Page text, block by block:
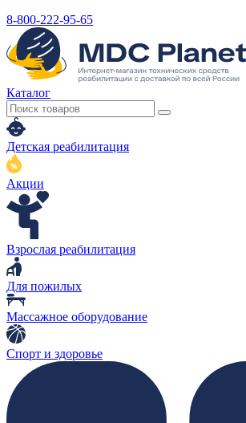
8-800-222-95-65
Каталог
Детская реабилитация
Акции
Взрослая реабилитация
Для пожилых
Массажное оборудование
Спорт и здоровье